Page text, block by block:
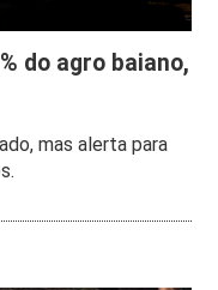
do agro baiano,
mas alerta para